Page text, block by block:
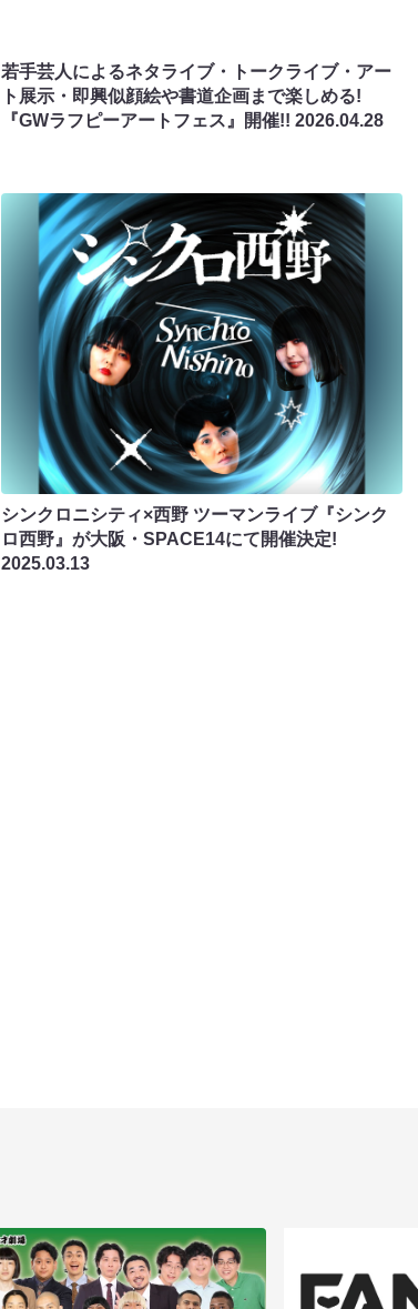
若手芸人によるネタライブ・トークライブ・アー
ト展示・即興似顔絵や書道企画まで楽しめる!
『GWラフピーアートフェス』開催!!2026.04.28
シンクロニシティ×西野 ツーマンライブ『シンク
ロ西野』が大阪・SPACE14にて開催決定!
2025.03.13